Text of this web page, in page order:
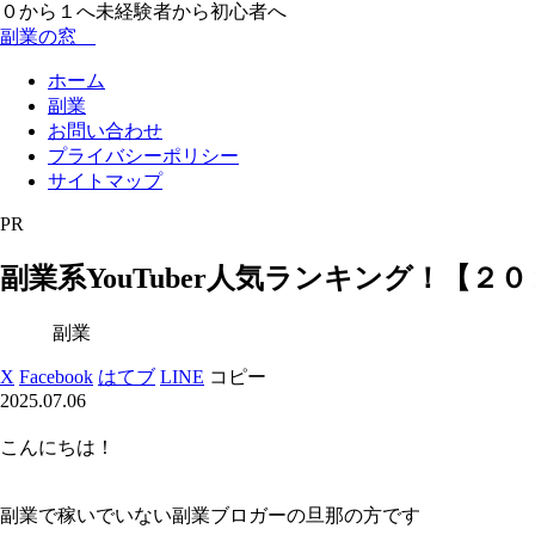
０から１へ未経験者から初心者へ
副業の窓
ホーム
副業
お問い合わせ
プライバシーポリシー
サイトマップ
PR
副業系YouTuber人気ランキング！【２０
副業
X Facebook はてブ LINE コピー
2025.07.06
こんにちは！
副業で稼いでいない副業ブロガーの旦那の方です